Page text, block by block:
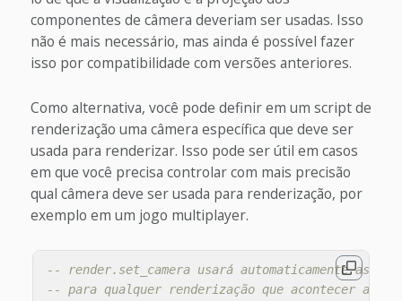
componentes de câmera deveriam ser usadas. Isso
não é mais necessário, mas ainda é possível fazer
isso por compatibilidade com versões anteriores.
Como alternativa, você pode definir em um script de
renderização uma câmera específica que deve ser
usada para renderizar. Isso pode ser útil em casos
em que você precisa controlar com mais precisão
qual câmera deve ser usada para renderização, por
exemplo em um jogo multiplayer.
-- render.set_camera usará automaticamente as
-- para qualquer renderização que acontecer até